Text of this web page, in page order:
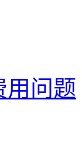
用问题